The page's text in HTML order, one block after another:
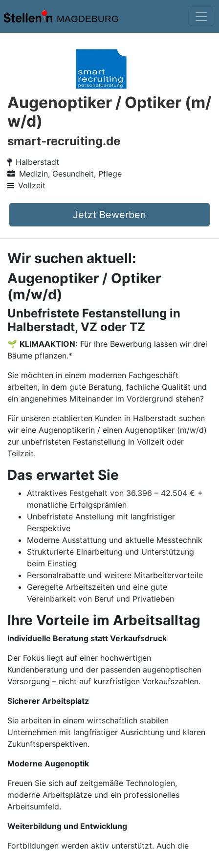
MAGDEBURG
Augenoptiker / Optiker (m/
w/d)
smart-recruiting.de
Halberstadt
Medizin, Gesundheit, Pflege
Vollzeit
Jetzt Bewerben
Wir suchen aktuell:
Augenoptiker / Optiker
(m/w/d)
Unbefristete Festanstellung in
Halberstadt, VZ oder TZ
🌱 KLIMAAKTION: Für Ihre Bewerbung lassen wir drei
Bäume pflanzen.*
Sie möchten in einem modernen Fachgeschäft
arbeiten, in dem gute Beratung, fachliche Qualität und
ein angenehmes Miteinander im Vordergrund stehen?
Für unseren etablierten Kunden in Halberstadt suchen
wir eine Augenoptikerin / einen Augenoptiker (m/w/d)
zur unbefristeten Festanstellung in Vollzeit oder
Teilzeit.
Das erwartet Sie
Attraktives Festgehalt von 36.396 – 42.504 € +
monatliche Erfolgsprämien
Unbefristete Anstellung mit langfristiger
Perspektive
Moderne Ausstattung und aktuelle Messtechnik
Strukturierte Einarbeitung und Unterstützung
beim Einstieg
Personalrabatte und weitere Mitarbeitervorteile
Geregelte Arbeitszeiten und eine gute
Vereinbarkeit von Beruf und Privatleben
Ihre Vorteile im Arbeitsalltag
Individuelle Beratung statt Verkaufsdruck
Der Fokus liegt auf einer hochwertigen
Kundenberatung und der passenden augenoptischen
Versorgung – nicht auf kurzfristigen Verkaufszahlen.
Sicherer Arbeitsplatz
Sie arbeiten in einem wirtschaftlich stabilen
Unternehmen mit langfristiger Ausrichtung und klaren
Zukunftsperspektiven.
Moderne Augenoptik
Freuen Sie sich auf zeitgemäße Technologien,
moderne Arbeitsplätze und ein professionelles
Arbeitsumfeld.
Weiterbildung und Entwicklung
Fortbildungen werden aktiv unterstützt. Auch die